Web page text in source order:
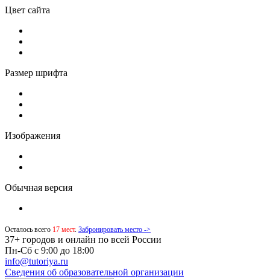
Цвет сайта
Размер шрифта
Изображения
Обычная версия
Осталось всего 17 мест. Забронировать место ->
37+ городов и онлайн по всей России
Пн-Сб с 9:00 до 18:00
info@tutoriya.ru
Сведения об образовательной организации